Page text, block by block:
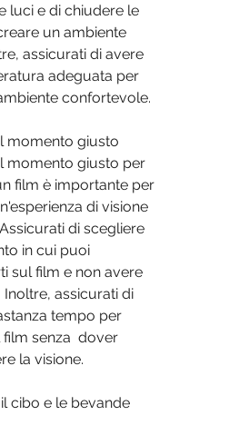
luci e di chiudere le
un ambiente
assicurati di avere
adeguata per
confortevole.
momento giusto
film è importante per
di visione
di scegliere
in cui puoi
sul film e non avere
Inoltre, assicurati di
tempo per
senza  dover
la visione.